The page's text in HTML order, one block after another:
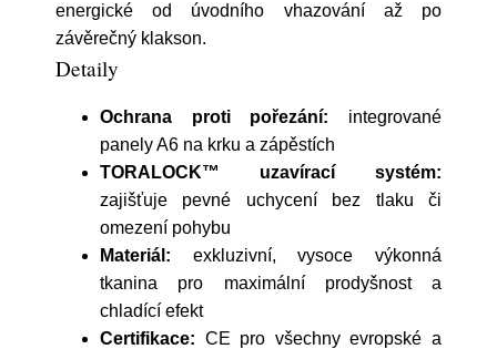
energické od úvodního vhazování až po
závěrečný klakson.
Detaily
Ochrana proti pořezání: integrované
panely A6 na krku a zápěstích
TORALOCK™ uzavírací systém:
zajišťuje pevné uchycení bez tlaku či
omezení pohybu
Materiál: exkluzivní, vysoce výkonná
tkanina pro maximální prodyšnost a
chladící efekt
Certifikace: CE pro všechny evropské a